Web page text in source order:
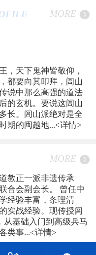
MORE
，天下鬼神皆敬仰，
都要向其叩拜，闾山
说中那么高强的道法
的玄机。要说这闾山
长。闾山派绝对是全
期的闽越地...<详情>
MORE
教正一派非遗传承
合会副会长。 曾任中
经验丰富，条理清
实战经验。现传授闾
从基础入门到高级兵马
类事...<详情>